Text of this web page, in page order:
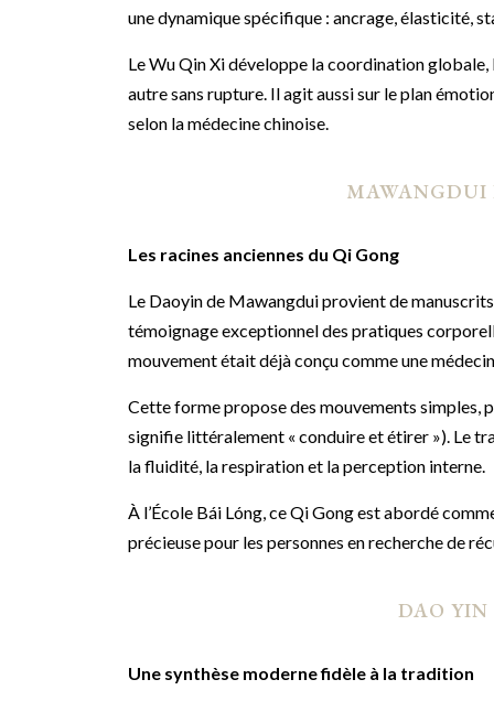
une dynamique spécifique : ancrage, élasticité,
Le Wu Qin Xi développe la coordination globale,
autre sans rupture. Il agit aussi sur le plan
selon la médecine chinoise.
MAWANGDUI
Les racines anciennes du Qi Gong
Le Daoyin de Mawangdui provient de
témoignage exceptionnel des pratiques
mouvement était déjà conçu comme une
Cette forme propose des mouvements simples,
signifie littéralement « conduire et étirer »). Le
la fluidité, la respiration et la perception interne.
À l’École Bái Lóng, ce Qi Gong est abordé
précieuse pour les personnes en recherche de
DAO YIN
Une synthèse moderne fidèle à la tradition